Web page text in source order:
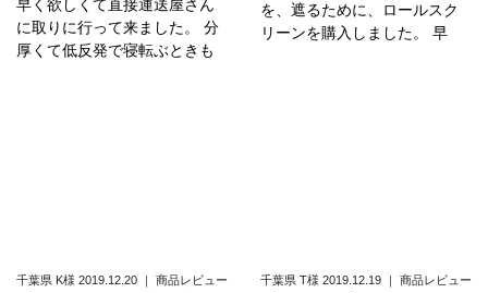
早く欲しくて直接運送屋さん
に取りに行って来ました。 分
厚くて低反発で寝転ぶときも
を、遮るために、ロールスク
リーンを購入しました。 早
千葉県 K様 2019.12.20 ｜ 商品レビュー 千葉県 T様 2019.12.19 ｜ 商品レビュー